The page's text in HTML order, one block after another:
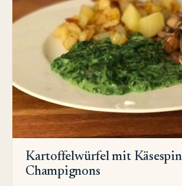
Kartoffelwürfel mit
Champignons